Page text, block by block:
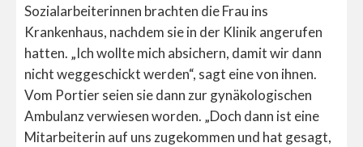
Sozialarbeiterinnen brachten die Frau ins
Krankenhaus, nachdem sie in der Klinik angerufen
hatten. „Ich wollte mich absichern, damit wir dann
nicht weggeschickt werden“, sagt eine von ihnen.
Vom Portier seien sie dann zur gynäkologischen
Ambulanz verwiesen worden. „Doch dann ist eine
Mitarbeiterin auf uns zugekommen und hat gesagt,